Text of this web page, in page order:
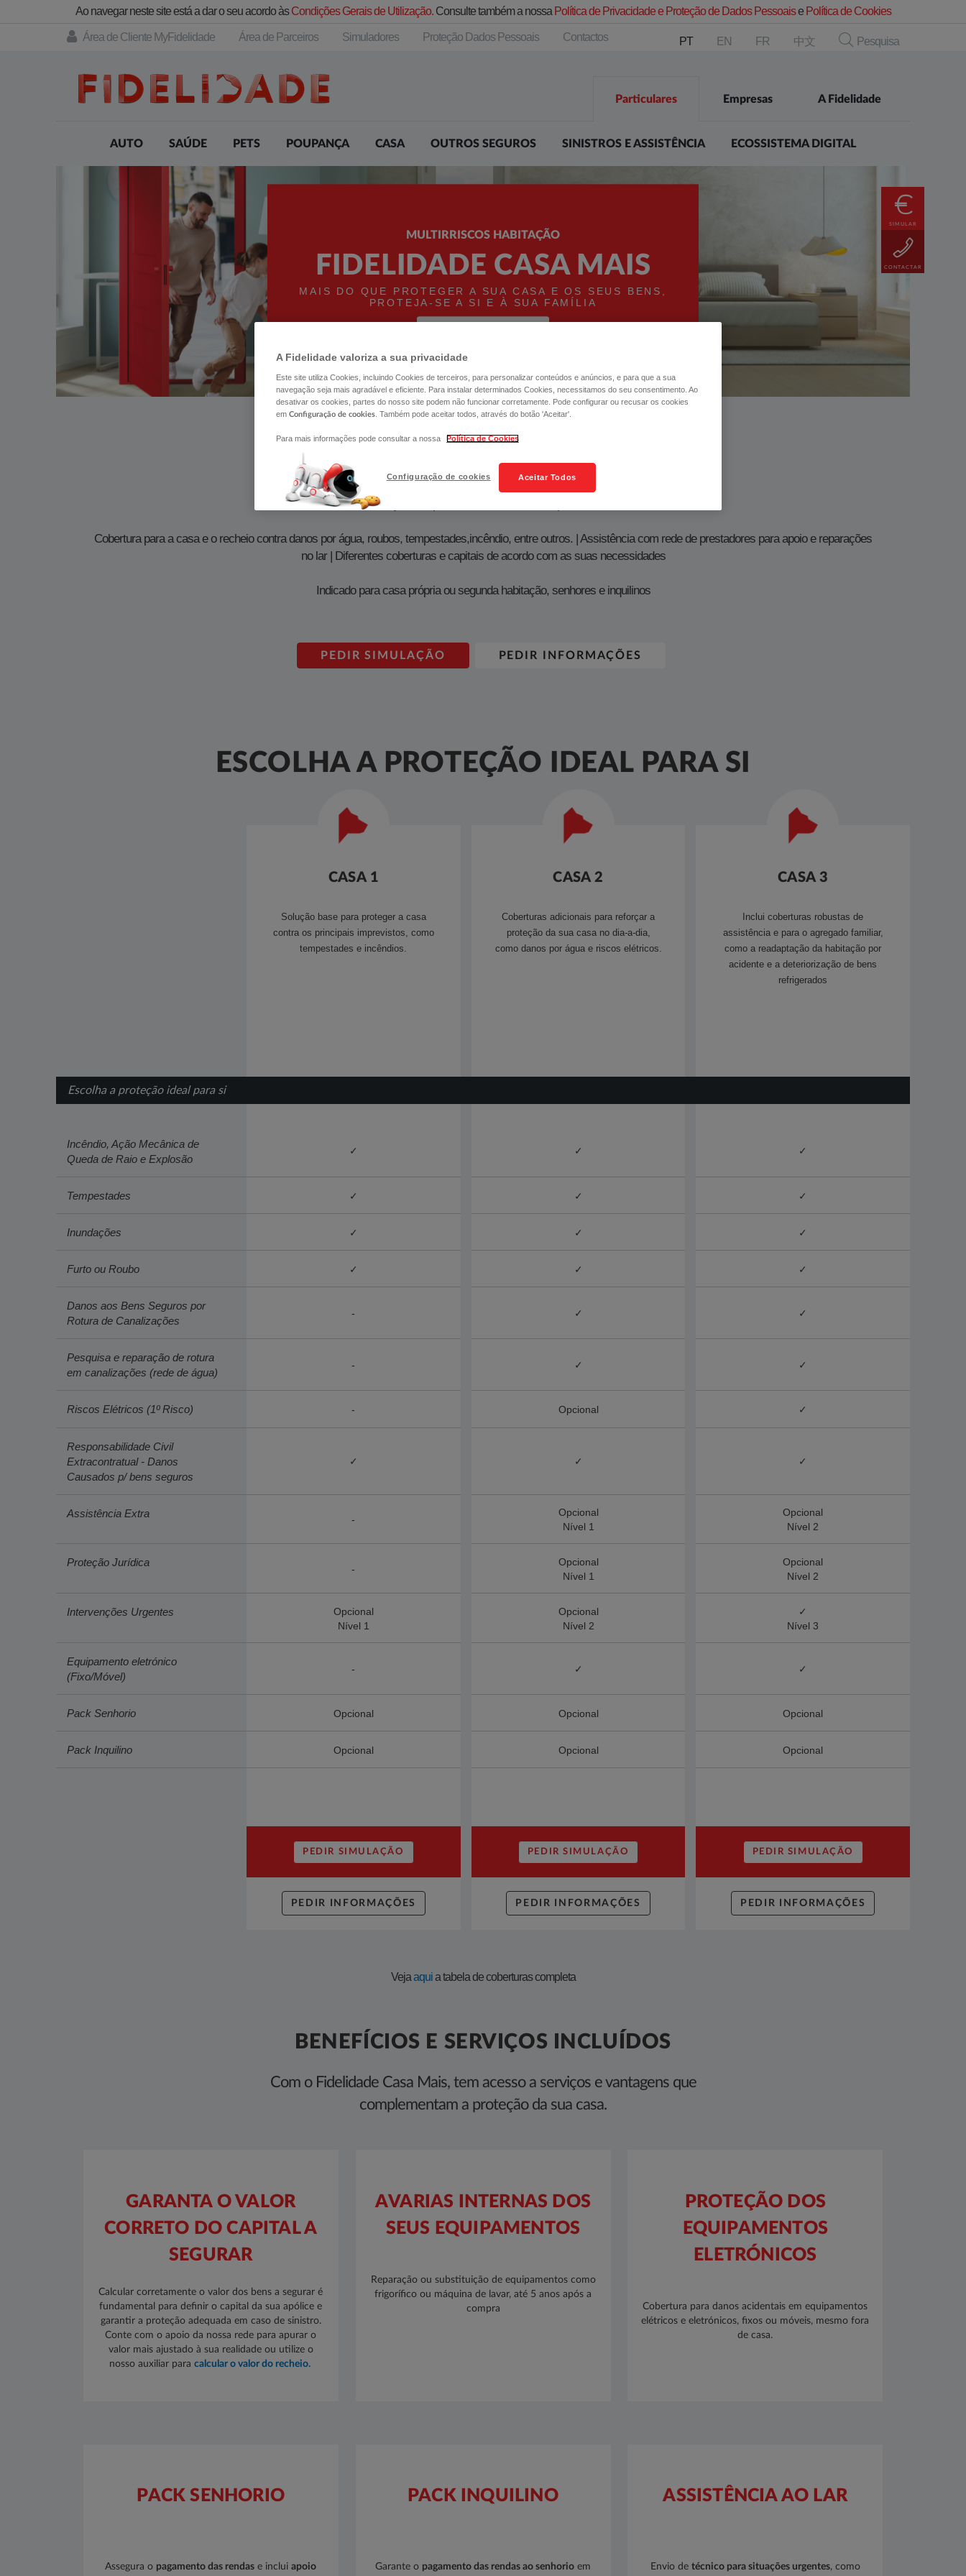
Ao navegar neste site está a dar o seu acordo àsCondições Gerais de Utilização.Consulte também a nossa Política de Privacidade e Proteção de Dados Pessoaise Política de Cookies
Área de Cliente MyFidelidade Área de Parceiros Simuladores Proteção Dados Pessoais Contactos PT EN FR 中文 Pesquisa
Particulares Empresas A Fidelidade
AUTO SAÚDE PETS POUPANÇA CASA OUTROS SEGUROS SINISTROS E ASSISTÊNCIA ECOSSISTEMA DIGITAL
SIMULAR
CONTACTAR
MULTIRRISCOS HABITAÇÃO
FIDELIDADE CASA MAIS
MAIS DO QUE PROTEGER A SUA CASA E OS SEUS BENS,
PROTEJA-SE A SI E À SUA FAMÍLIA
Um seguro completo, personalizável e fácil de gerir​​​​​​​​​​​​​​​​​​​​​
Proteção completa, no dia a dia e nos imprevistos
Cobertura para a casa e o recheio contra danos por água, roubos, tempestades,incêndio, entre outros. | Assistência com rede de prestadores para apoio e reparações
no lar | Diferentes coberturas e capitais de acordo com as suas necessidades
Indicado para casa própria ou segunda habitação, senhores e inquilinos
PEDIR SIMULAÇÃO PEDIR INFORMAÇÕES
ESCOLHA A PROTEÇÃO IDEAL PARA SI
Escolha a proteção ideal para si
CASA 1
Solução base para proteger a casa
contra os principais imprevistos, como
tempestades e incêndios.​
CASA 2
Coberturas adicionais para reforçar a
proteção da sua casa no dia-a-dia,
como danos por água e riscos elétricos.​
CASA 3
Inclui coberturas robustas de
assistência e para o agregado familiar,
como a readaptação da habitação por
acidente e a deteriorização de bens
refrigerados​
Incêndio, Ação Mecânica de
Queda de Raio e Explosão
✓ ✓ ✓
Tempestades ✓ ✓ ✓
Inundações ✓ ✓ ✓
Furto ou Roubo ✓ ✓ ✓
Danos aos Bens Seguros por
Rotura de Canalizações
- ✓ ✓
Pesquisa e reparação de rotura
em canalizações (rede de água)
- ✓ ✓
Riscos Elétricos (1º Risco) - Opcional ✓
Responsabilidade Civil
Extracontratual - Danos
Causados p/ bens seguros
✓ ✓ ✓
Assistência Extra
-
Opcional
Nível 1
Opcional
Nível 2
Proteção Jurídica
-
Opcional
Nível 1
Opcional
Nível 2
Intervenções Urgentes
Opcional
Nível 1
Opcional
Nível 2
✓
Nível 3
Equipamento eletrónico
(Fixo/Móvel)
- ✓ ✓
Pack Senhorio Opcional Opcional Opcional
Pack Inquilino Opcional Opcional Opcional
PEDIR SIMULAÇÃO
PEDIR INFORMAÇÕES
PEDIR SIMULAÇÃO
PEDIR INFORMAÇÕES
PEDIR SIMULAÇÃO
PEDIR INFORMAÇÕES
Vejaaqui​​​a tabela de coberturas completa​
BENEFÍCIOS E SERVIÇOS INCLUÍDOS
Com o Fidelidade Casa Mais, tem acesso a serviços e vantagens que
complementam a proteção da sua casa.​
GARANTA O VALOR
CORRETO DO CAPITAL A
SEGURAR
Calcular corretamente o valor dos bens a segurar é
fundamental para definir o capital da sua apólice e
garantir a proteção adequada em caso de sinistro.
Conte com o apoio da nossa rede para apurar o
valor mais ajustado à sua realidade ou utilize o
nosso auxiliar para calcular o valor do recheio.​
AVARIAS INTERNAS DOS
SEUS EQUIPAMENTOS
Reparação ou substituição de equipamentos como
frigorífico ou máquina de lavar, até 5 anos após a
compra​​​
PROTEÇÃO DOS
EQUIPAMENTOS
ELETRÓNICOS
Cobertura para danos acidentais em equipamentos
elétricos e eletrónicos, fixos ou móveis, mesmo fora
de casa.​​​​​
PACK SENHORIO
Assegura o pagamento das rendas e incluiapoio
PACK INQUILINO
Garante o pagamento das rendas ao senhorio em
ASSISTÊNCIA AO LAR
Envio de técnico para situações urgentes, como
A Fidelidade valoriza a sua privacidade
Este site utiliza Cookies, incluindo Cookies de terceiros, para personalizar conteúdos e anúncios, e para que a sua
navegação seja mais agradável e eficiente. Para instalar determinados Cookies, necessitamos do seu consentimento. Ao
desativar os cookies, partes do nosso site podem não funcionar corretamente. Pode configurar ou recusar os cookies
em Configuração de cookies . Também pode aceitar todos, através do botão 'Aceitar'.
Para mais informações pode consultar a nossa Política de Cookies
Aceitar Todos
Configuração de cookies